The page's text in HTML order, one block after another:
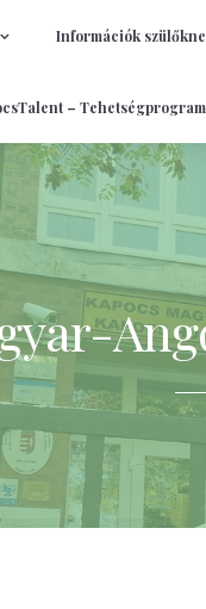
Információk
– Tehetségprogram